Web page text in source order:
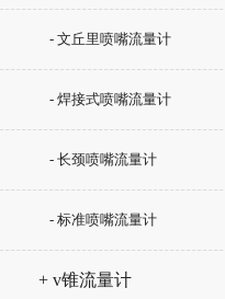
- 文丘里喷嘴流量计
- 焊接式喷嘴流量计
- 长颈喷嘴流量计
- 标准喷嘴流量计
+ v锥流量计